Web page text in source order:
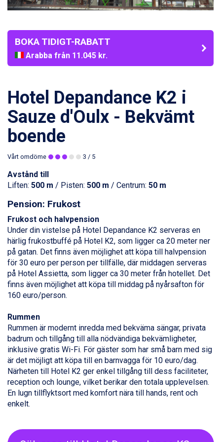
BOKA TIDIGT-RABATT
Arabba från 11.045 kr.
La Thuile från 7.045 kr.
Bad Hofgastein från 8.595 kr.
Passo Tonale från 5.895 kr.
Saalbach från 9.445 kr.
Sölden från 12.995 kr.
Champoluc från 5.945 kr.
Sestriere från 6.945 kr.
Wagrain från 7.095 kr.
Ischgl från 11.295 kr.
Val Thorens från 8.395 kr.
Zell am See från 6.295 kr.
Canazei från 7.195 kr.
Livigno från 5.595 kr.
Ponte di Legno från 7.395 kr.
Bad Gastein från 6.295 kr.
Sauze dOulx från 6.145 kr.
Alleghe från 8.545 kr.
Arabba från 11.045 kr.
La Thuile från 7.045 kr.
Bad Hofgastein från 8.595 kr.
Passo Tonale från 5.895 kr.
Saalbach från 9.445 kr.
Sölden från 12.995 kr.
Champoluc från 5.945 kr.
Sestriere från 6.945 kr.
Wagrain från 7.095 kr.
Fieberbrunn från 9.645 kr.
Ischgl från 11.295 kr.
Hotel Depandance K2 i
Sauze d'Oulx - Bekvämt
boende
Vårt omdöme 3 / 5
Avstånd till
Liften: 500 m / Pisten: 500 m / Centrum: 50 m
Pension: Frukost
Frukost och halvpension
Under din vistelse på Hotel Depandance K2 serveras en
härlig frukostbuffé på Hotel K2, som ligger ca 20 meter ner
på gatan. Det finns även möjlighet att köpa till halvpension
för 30 euro per person per tillfälle, där middagen serveras
på Hotel Assietta, som ligger ca 30 meter från hotellet. Det
finns även möjlighet att köpa till middag på nyårsafton för
160 euro/person.
Rummen
Rummen är modernt inredda med bekväma sängar, privata
badrum och tillgång till alla nödvändiga bekvämligheter,
inklusive gratis Wi-Fi. För gäster som har små barn med sig
är det möjligt att köpa till en barnvagga för 10 euro/dag.
Närheten till Hotel K2 ger enkel tillgång till dess faciliteter,
reception och lounge, vilket berikar den totala upplevelsen.
En lugn tillflyktsort med komfort nära till hands, rent och
enkelt.